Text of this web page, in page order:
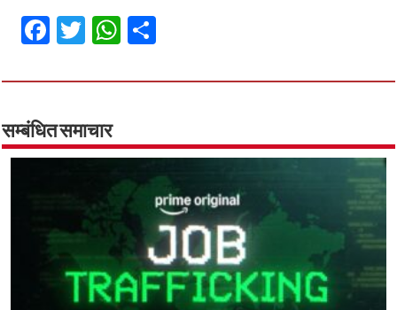
Fa
ce
b
o
o
k
T
wi
tt
er
W
h
at
p
p
ar
सम्बंधित समाचार